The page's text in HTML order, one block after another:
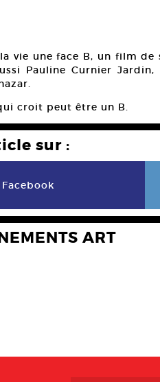
vie une face B, un film
Pauline Curnier
croit peut être un B.
sur :
Facebook
ART